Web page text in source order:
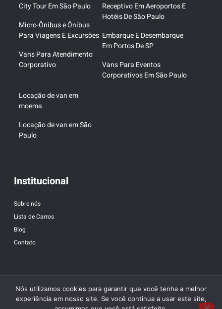
City Tour Em São Paulo
Micro-Ônibus e Ônibus
Para Viagens E Excursões
Vans Para Atendimento
Corporativo
Receptivo Em Aeroportos E
Hotéis De São Paulo
Embarque E Desembarque
Em Portos De SP
Vans Para Eventos
Corporativos Em São Paulo
Locação de van em
moema
Locação de van em São
Paulo
Institucional
Sobre nós
Lista de Carros
Blog
Contato
Nós utilizamos cookies para garantir que você tenha a melhor
experiência em nosso site. Se você continua a usar este site,